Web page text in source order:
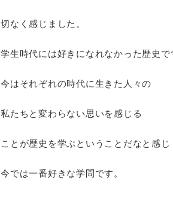
切なく感じました。
学生時代には好きになれなかった歴史で
今はそれぞれの時代に生きた人々の
私たちと変わらない思いを感じる
ことが歴史を学ぶということだなと感じ
今では一番好きな学問です。